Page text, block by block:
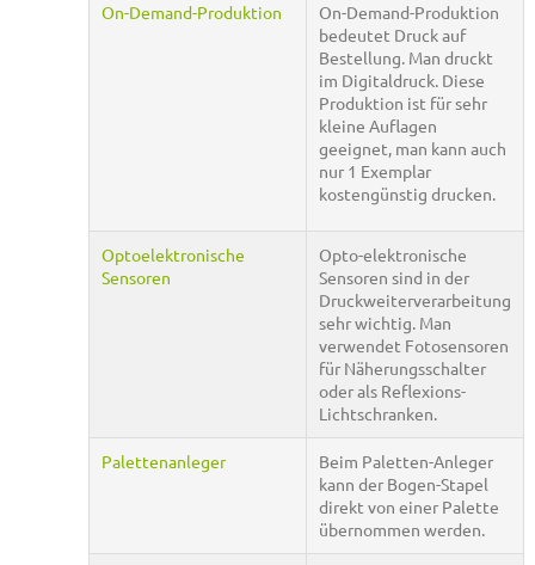
On-Demand-Produktion
On-Demand-Produktion
bedeutet Druck auf
Bestellung. Man druckt
im Digitaldruck. Diese
Produktion ist für sehr
kleine Auflagen
geeignet, man kann auch
nur 1 Exemplar
kostengünstig drucken.
Optoelektronische
Sensoren
Opto-elektronische
Sensoren sind in der
Druckweiterverarbeitung
sehr wichtig. Man
verwendet Fotosensoren
für Näherungsschalter
oder als Reflexions-
Lichtschranken.
Palettenanleger
Beim Paletten-Anleger
kann der Bogen-Stapel
direkt von einer Palette
übernommen werden.